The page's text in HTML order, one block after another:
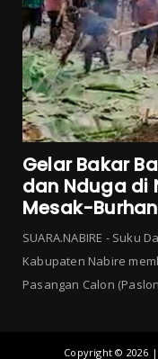
Gelar Bakar
dan Nduga di
Mesak-
SUARA.NABIRE - Suku
Kabupaten Nabire
Pasangan Calon
Copyright © 2026